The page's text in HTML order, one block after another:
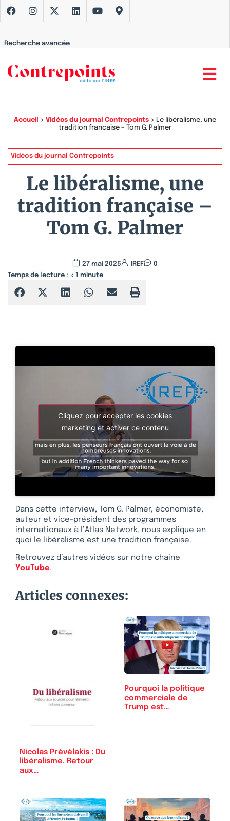
Recherche avancée
Accueil > Vidéos du journal Contrepoints > Le libéralisme, une
tradition française – Tom G. Palmer
Vidéos du journal Contrepoints
Le libéralisme, une
tradition française –
Tom G. Palmer
27 mai 2025 IREF
0
Temps de lecture : < 1 minute
Cliquez pour accepter les cookies
marketing et activer ce contenu
Dans cette interview, Tom G. Palmer, économiste,
auteur et vice-président des programmes
internationaux à l’Atlas Network, nous explique en
quoi le libéralisme est une tradition française.
Retrouvez d’autres vidéos sur notre chaine
YouTube.
Articles connexes:
Nicolas Prévélakis : Du
libéralisme. Retour
aux…
Pourquoi la politique
commerciale de
Trump est…